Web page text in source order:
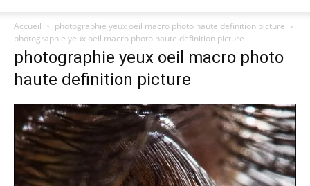
Accueil
photographie yeux oeil macro photo haute definition picture
photographie yeux oeil macro photo haute definition picture
photographie yeux oeil macro photo
haute definition picture